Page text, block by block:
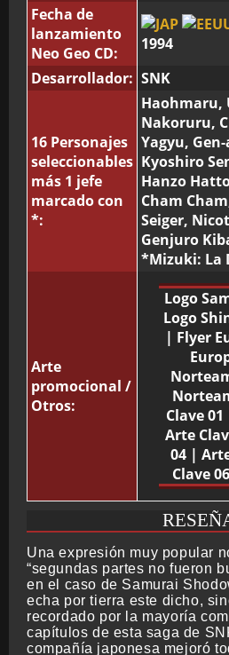
Fecha de
lanzamiento
Neo Geo CD:
1994
Desarrollador: SNK
16 Personajes
seleccionables
más 1 jefe
marcado con
*:
Haohmaru,
Nakoruru,
Yagyu,
Kyoshiro
Hanzo
Cham
Seiger,
Genjuro
*Mizuki: La
Arte
promocional /
Otros:
Logo
Logo
| Flyer
Clave 01
Arte
04|
Clave 06
Una expresión muy popular
“segundas partes no fueron
en el caso de Samurai
echa por tierra este dicho,
recordado por la mayoría
capítulos de esta saga de
compañía japonesa mejoró